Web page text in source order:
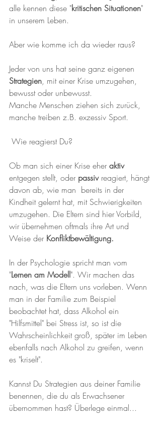
alle kennen diese "kritischen Situationen"
in unserem Leben.
Aber wie komme ich da wieder raus?
Jeder von uns hat seine ganz eigenen
Strategien, mit einer Krise umzugehen,
bewusst oder unbewusst.
Manche Menschen ziehen sich zurück,
manche treiben z.B. exzessiv Sport.
Wie reagierst Du?
Ob man sich einer Krise eher aktiv
entgegen stellt, oder passiv reagiert, hängt
davon ab, wie man  bereits in der
Kindheit gelernt hat, mit Schwierigkeiten
umzugehen. Die Eltern sind hier Vorbild,
wir übernehmen oftmals ihre Art und
Weise der Konfliktbewältigung.
In der Psychologie spricht man vom
"Lernen am Modell". Wir machen das
nach, was die Eltern uns vorleben. Wenn
man in der Familie zum Beispiel
beobachtet hat, dass Alkohol ein
"Hilfsmittel" bei Stress ist, so ist die
Wahrscheinlichkeit groß, später im Leben
ebenfalls nach Alkohol zu greifen, wenn
es "kriselt".
Kannst Du Strategien aus deiner Familie
benennen, die du als Erwachsener
übernommen hast? Überlege einmal...